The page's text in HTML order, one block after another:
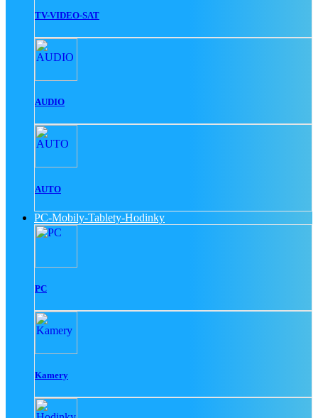
TV-VIDEO-SAT
AUDIO
AUTO
PC-Mobily-Tablety-Hodinky
PC
Kamery